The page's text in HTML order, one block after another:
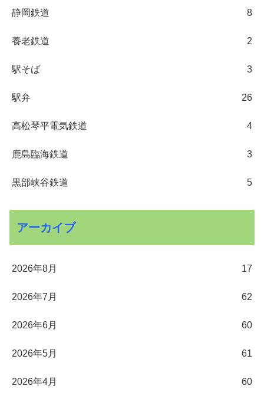
静岡鉄道 8
養老鉄道 2
駅そば 3
駅弁 26
高松琴平電気鉄道 4
鹿島臨海鉄道 3
黒部峡谷鉄道 5
アーカイブ
2026年8月 17
2026年7月 62
2026年6月 60
2026年5月 61
2026年4月 60